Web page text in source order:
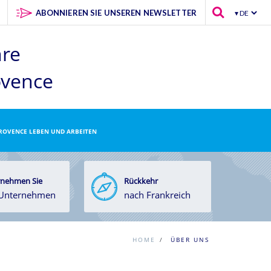
ABONNIEREN SIE UNSEREN NEWSLETTER
LEBEN UND ARBEITEN
Sie Rückkehr
nach Frankreich
HOME / ÜBER UNS